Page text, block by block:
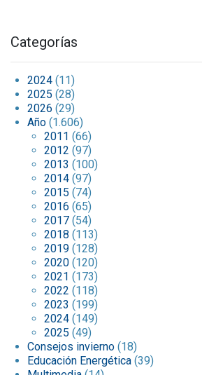
Categorías
2024 (11)
2025 (28)
2026 (29)
Año (1.606)
2011 (66)
2012 (97)
2013 (100)
2014 (97)
2015 (74)
2016 (65)
2017 (54)
2018 (113)
2019 (128)
2020 (120)
2021 (173)
2022 (118)
2023 (199)
2024 (149)
2025 (49)
Consejos invierno (18)
Educación Energética (39)